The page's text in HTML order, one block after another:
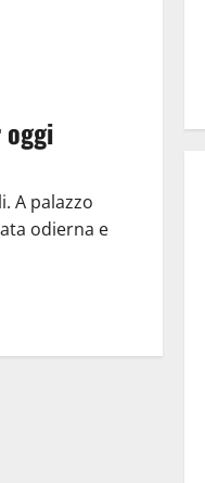
oggi
A palazzo
odierna e